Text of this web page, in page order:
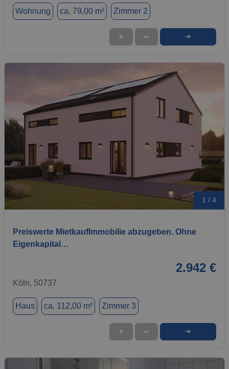
Wohnung ca. 79,00 m² Zimmer 2
★ ➦ ➜
1 / 4
Preiswerte MietkaufImmobilie abzugeben. Ohne
Eigenkapital…
2.942 €
Köln, 50737
Haus ca. 112,00 m² Zimmer 3
★ ➦ ➜